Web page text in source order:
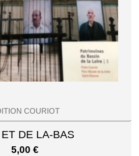
COURIOT
DE LA-BAS
5,00 €